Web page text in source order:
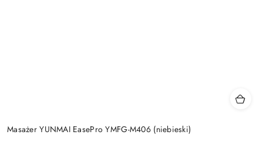
Masażer YUNMAI EasePro YMFG-M406 (niebieski)